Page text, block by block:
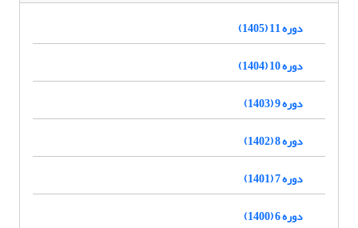
دوره 11 (1405)
دوره 10 (1404)
دوره 9 (1403)
دوره 8 (1402)
دوره 7 (1401)
دوره 6 (1400)